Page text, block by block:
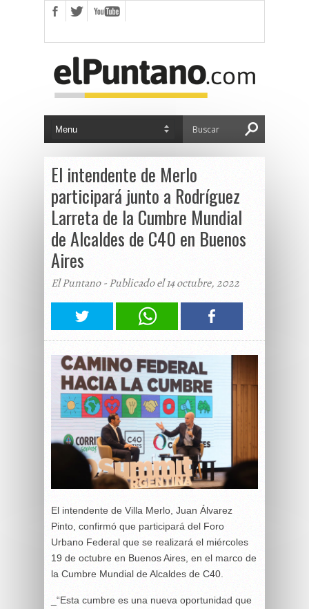
El intendente de Merlo
participará junto a Rodríguez
Larreta de la Cumbre Mundial
de Alcaldes de C40 en Buenos
Aires
El Puntano - Publicado el 14 octubre, 2022
El intendente de Villa Merlo, Juan Álvarez
Pinto, confirmó que participará del Foro
Urbano Federal que se realizará el miércoles
19 de octubre en Buenos Aires, en el marco de
la Cumbre Mundial de Alcaldes de C40.
_“Esta cumbre es una nueva oportunidad que